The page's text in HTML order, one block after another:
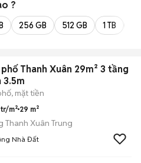
?
256 GB 512 GB 1 TB
Thanh Xuân 29m² 3 tầng
mặt tiền
m² 29 m²
Thanh Xuân Trung
Nhà Đất